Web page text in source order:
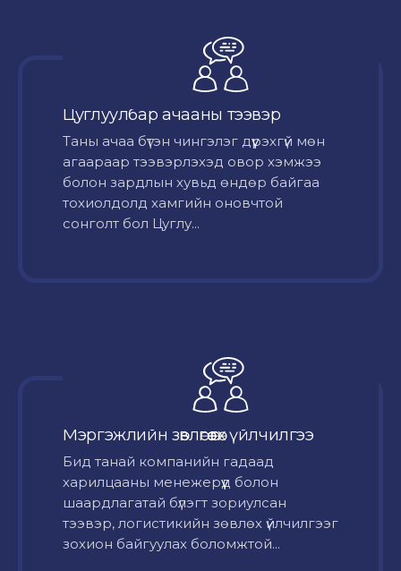
Цуглуулбар ачааны тээвэр
Таны ачаа бүтэн чингэлэг дүүрэхгүй мөн
агаараар тээвэрлэхэд овор хэмжээ
болон зардлын хувьд өндөр байгаа
тохиолдолд хамгийн оновчтой
сонголт бол Цуглу...
Мэргэжлийн зөвлөгөө өгөх үйлчилгээ
Бид танай компанийн гадаад
харилцааны менежерүүд болон
шаардлагатай бүлэгт зориулсан
тээвэр, логистикийн зөвлөх үйлчилгээг
зохион байгуулах боломжтой...